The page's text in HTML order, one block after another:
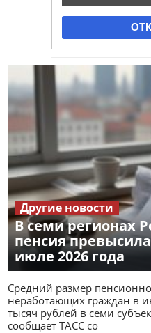
В семи регионах
пенсия
июле 2026 года
Другие новости
Средний размер
неработающих граждан в
тысяч рублей в семи
сообщает ТАСС со